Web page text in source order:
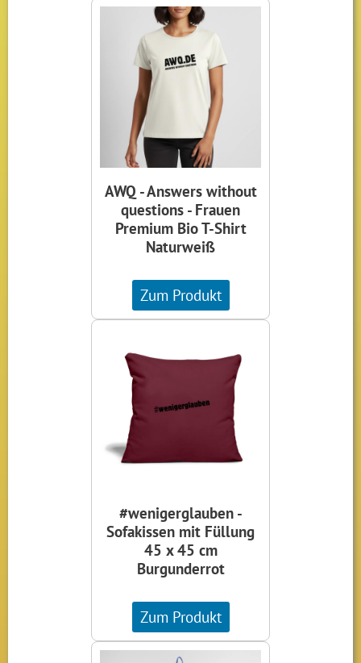
AWQ - Answers without
questions - Frauen
Premium Bio T-Shirt
Naturweiß
Zum Produkt
#wenigerglauben -
Sofakissen mit Füllung
45 x 45 cm
Burgunderrot
Zum Produkt